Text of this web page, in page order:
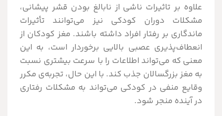
علاوه بر تاثیرات ناشی از نابالغ بودن قشر پیشانی،
مشکلات دوران کودکی نیز می‌توانند تأثیرات
ماندگاری بر رفتار افراد داشته باشند. مغز کودکان از
انعطاف‌پذیری عصبی بالایی برخوردار است، به این
معنی که می‌تواند اطلاعات را با سرعت بیشتری نسبت
به مغز بزرگسالان جذب کند. با این حال، تجربه‌ی مکرر
وقایع منفی در کودکی می‌تواند به مشکلات رفتاری
در آینده منجر شود.